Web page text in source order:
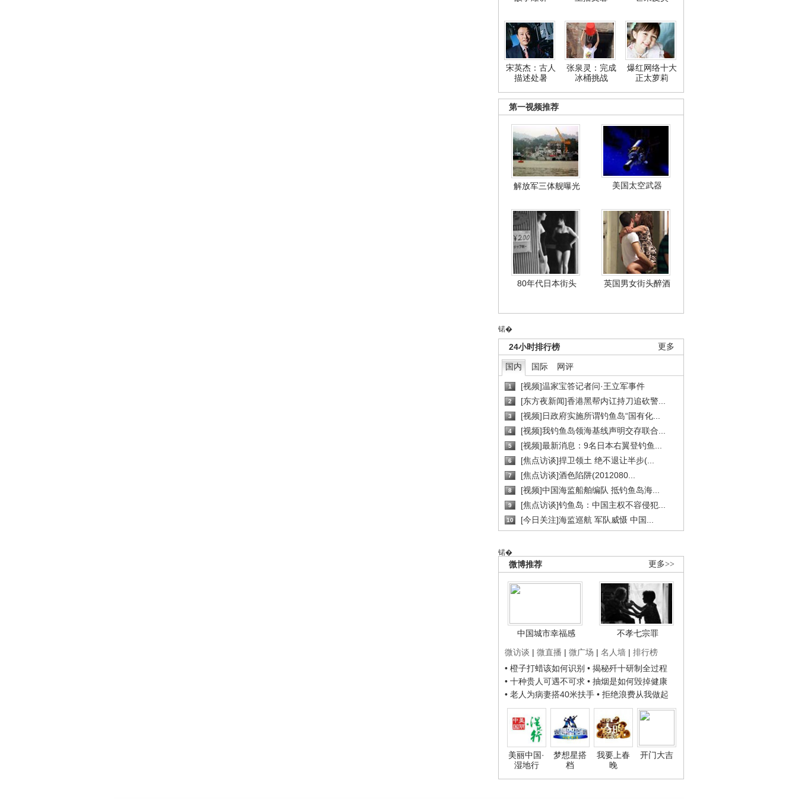
宋英杰：古人
描述处暑
张泉灵：完成
冰桶挑战
爆红网络十大
正太萝莉
第一视频推荐
解放军三体舰曝光 美国太空武器
80年代日本街头 英国男女街头醉酒
锘�
更多
24小时排行榜
国内 国际 网评
1 [视频]温家宝答记者问·王立军事件
2 [东方夜新闻]香港黑帮内讧持刀追砍警...
3 [视频]日政府实施所谓钓鱼岛“国有化...
4 [视频]我钓鱼岛领海基线声明交存联合...
5 [视频]最新消息：9名日本右翼登钓鱼...
6 [焦点访谈]捍卫领土 绝不退让半步(...
7 [焦点访谈]酒色陷阱(2012080...
8 [视频]中国海监船舶编队 抵钓鱼岛海...
9 [焦点访谈]钓鱼岛：中国主权不容侵犯...
10 [今日关注]海监巡航 军队威慑 中国...
锘�
更多>>
微博推荐
中国城市幸福感
不孝七宗罪
微访谈 | 微直播 | 微广场 | 名人墙 | 排行榜
• 橙子打蜡该如何识别 • 揭秘歼十研制全过程
• 十种贵人可遇不可求 • 抽烟是如何毁掉健康
• 老人为病妻搭40米扶手 • 拒绝浪费从我做起
美丽中国·
湿地行
梦想星搭
档
我要上春
晚
开门大吉